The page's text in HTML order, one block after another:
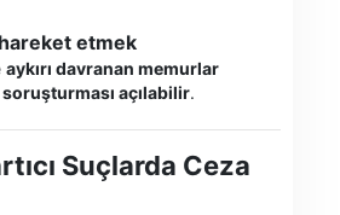
etmek
aykırı davranan memurlar
açılabilir.
Suçlarda Ceza